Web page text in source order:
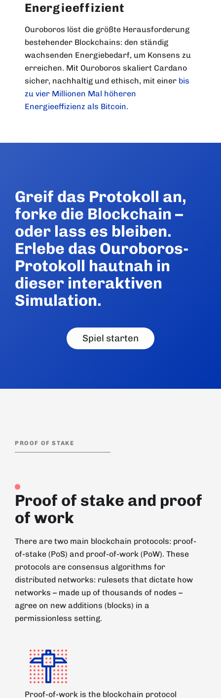
Energieeffizient
Ouroboros löst die größte Herausforderung
bestehender Blockchains: den ständig
wachsenden Energiebedarf, um Konsens zu
erreichen. Mit Ouroboros skaliert Cardano
sicher, nachhaltig und ethisch, mit einer bis
zu vier Millionen Mal höheren
Energieeffizienz als Bitcoin.
Greif das Protokoll an,
forke die Blockchain –
oder lass es bleiben.
Erlebe das Ouroboros-
Protokoll hautnah in
dieser interaktiven
Simulation.
Spiel starten
PROOF OF STAKE
Proof of stake and proof
of work
There are two main blockchain protocols: proof-
of-stake (PoS) and proof-of-work (PoW). These
protocols are consensus algorithms for
distributed networks: rulesets that dictate how
networks – made up of thousands of nodes –
agree on new additions (blocks) in a
permissionless setting.
Proof-of-work is the blockchain protocol